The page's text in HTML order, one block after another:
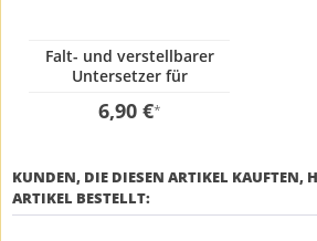
Falt- und verstellbarer
Untersetzer für
Pfannen
6,90 €*
KUNDEN, DIE DIESEN ARTIKEL KAUFTEN,
ARTIKEL BESTELLT: